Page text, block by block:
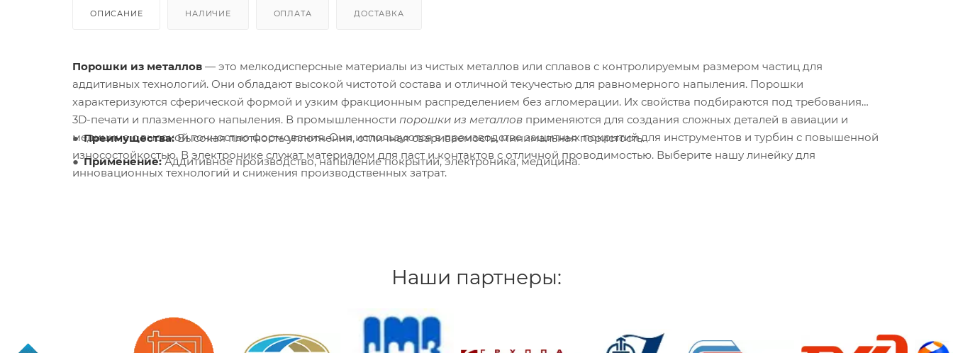
ОПИСАНИЕ НАЛИЧИЕ ОПЛАТА ДОСТАВКА
Порошки из металлов — это мелкодисперсные материалы из чистых металлов или сплавов с контролируемым размером частиц для
аддитивных технологий. Они обладают высокой чистотой состава и отличной текучестью для равномерного напыления. Порошки
характеризуются сферической формой и узким фракционным распределением без агломерации. Их свойства подбираются под требования
3D-печати и плазменного напыления. В промышленности порошки из металлов применяются для создания сложных деталей в авиации и
медицине с высокой точностью формования. Они используются в производстве защитных покрытий для инструментов и турбин с повышенной
износостойкостью. В электронике служат материалом для паст и контактов с отличной проводимостью. Выберите нашу линейку для
инновационных технологий и снижения производственных затрат.
Преимущества:Высокая плотность уплотнения, отличная свариваемость, минимальная пористость.
Применение:Аддитивное производство, напыление покрытий, электроника, медицина.
Наши партнеры: